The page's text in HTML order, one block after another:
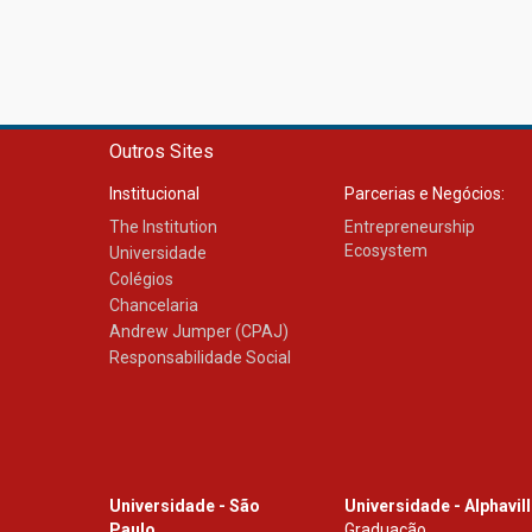
Outros Sites
Institucional
The Institution
Universidade
Colégios
Chancelaria
Andrew Jumper (CPAJ)
Responsabilidade Social
Parcerias e Negócios:
Entrepreneurship
Ecosystem
Universidade - São
Universidade -